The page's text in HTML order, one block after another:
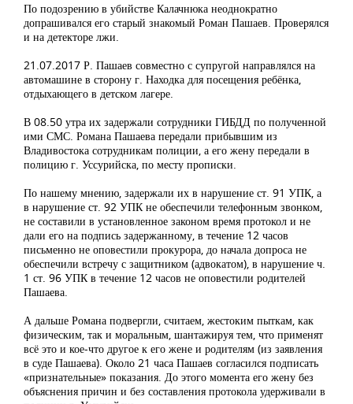
По подозрению в убийстве Калачнюка неоднократно
допрашивался его старый знакомый Роман Пашаев. Проверялся
и на детекторе лжи.
21.07.2017 Р. Пашаев совместно с супругой направлялся на
автомашине в сторону г. Находка для посещения ребёнка,
отдыхающего в детском лагере.
В 08.50 утра их задержали сотрудники ГИБДД по полученной
ими СМС. Романа Пашаева передали прибывшим из
Владивостока сотрудникам полиции, а его жену передали в
полицию г. Уссурийска, по месту прописки.
По нашему мнению, задержали их в нарушение ст. 91 УПК, а
в нарушение ст. 92 УПК не обеспечили телефонным звонком,
не составили в установленное законом время протокол и не
дали его на подпись задержанному, в течение 12 часов
письменно не оповестили прокурора, до начала допроса не
обеспечили встречу с защитником (адвокатом), в нарушение ч.
1 ст. 96 УПК в течение 12 часов не оповестили родителей
Пашаева.
А дальше Романа подвергли, считаем, жестоким пыткам, как
физическим, так и моральным, шантажируя тем, что применят
всё это и кое-что другое к его жене и родителям (из заявления
в суде Пашаева). Около 21 часа Пашаев согласился подписать
«признательные» показания. До этого момента его жену без
объяснения причин и без составления протокола удерживали в